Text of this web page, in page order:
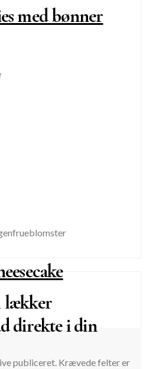
lækker
direkte i din
med bønner
publiceret. Krævede felter er